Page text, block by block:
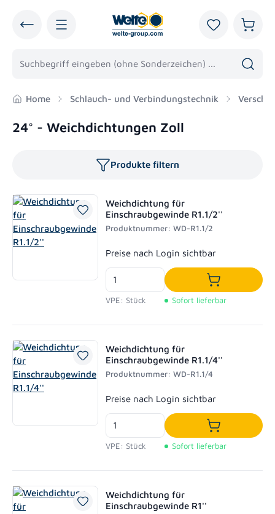
Du hast 0
Home Schlauch- und Verbindungstechnik
24° - Weichdichtungen Zoll
Produkte filtern
Weichdichtung für
Einschraubgewinde R1.1/2''
Produktnummer: WD-R1.1/2
Regulärer Preis:
Preise nach Login sichtbar
VPE: Stück
In den
Sofort lieferbar
Weichdichtung für
Einschraubgewinde R1.1/4''
Produktnummer: WD-R1.1/4
Regulärer Preis:
Preise nach Login sichtbar
VPE: Stück
In den
Sofort lieferbar
Weichdichtung für
Einschraubgewinde R1''